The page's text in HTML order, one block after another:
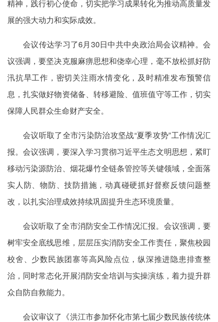
精神，践行初心使命，切实把学习成果转化为推动高质量发
展的强大动力和实际成效。
会议传达学习了6月30日中共中央政治局会议精神。会
议强调，要坚决克服麻痹思想和侥幸心理，毫不放松抓好防
汛抗旱工作，密切关注雨水情变化，及时精准发布预警信
息，扎实做好物资储备、转移避险、值班值守等工作，切实
保障人民群众生命财产安全。
会议听取了全市污染防治攻坚战“夏季攻势”工作情况汇
报。会议强调，要深入学习贯彻习近平生态文明思想，紧盯
移动污染源防治、烟花爆竹全链条管控等关键领域，全面落
实人防、物防、技防措施，动真碰硬抓好督察反馈问题整
改，以扎实治理成效持续巩固提升生态环境质量。
会议听取了全市消防安全工作情况汇报。会议强调，要
树牢安全底线思维，层层压实消防安全工作责任，聚焦校园
校舍、少数民族团寨等高风险点位，纵深推进隐患排查整
治，同时常态化开展消防安全培训与实操演练，着力提升群
众自防自救能力。
会议审议了《洪江市参加怀化市第七届少数民族传统体